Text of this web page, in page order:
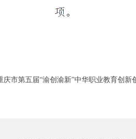
庆市第五届“渝创渝新”中华职业教育创新